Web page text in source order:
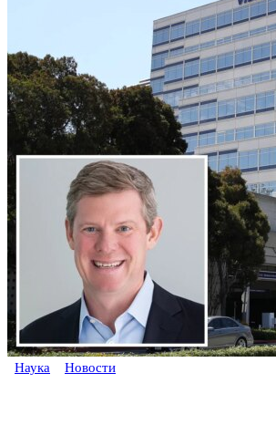
Наука Новости